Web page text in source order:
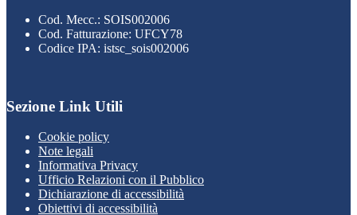
Cod. Mecc.: SOIS002006
Cod. Fatturazione: UFCY78
Codice IPA: istsc_sois002006
Sezione Link Utili
Cookie policy
Note legali
Informativa Privacy
Ufficio Relazioni con il Pubblico
Dichiarazione di accessibilità
Obiettivi di accessibilità